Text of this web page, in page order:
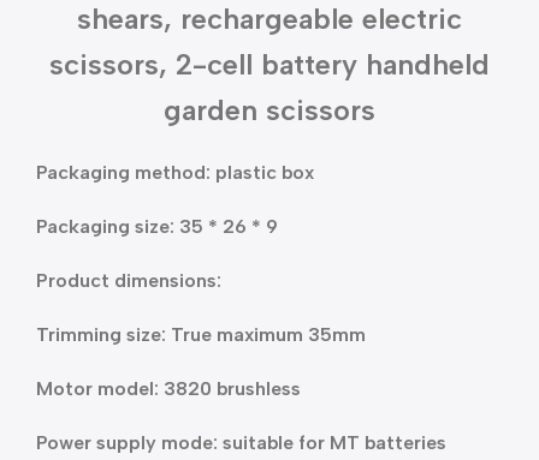
shears, rechargeable electric
scissors, 2-cell battery handheld
garden scissors
Packaging method: plastic box
Packaging size: 35 * 26 * 9
Product dimensions:
Trimming size: True maximum 35mm
Motor model: 3820 brushless
Power supply mode: suitable for MT batteries